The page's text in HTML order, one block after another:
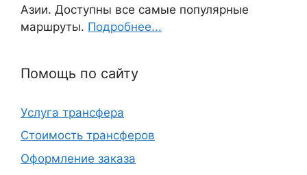
Азии. Доступны все самые популярные
маршруты. Подробнее...
Помощь по сайту
Услуга трансфера
Стоимость трансферов
Оформление заказа